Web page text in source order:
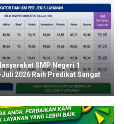
SMP Negeri 1
2026 Raih Predikat Sangat